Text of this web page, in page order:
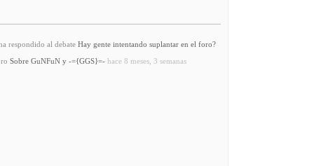
respondido al debate Hay gente intentando suplantar en el foro?
Sobre GuNFuN y -={GGS}=- hace 8 meses, 3 semanas